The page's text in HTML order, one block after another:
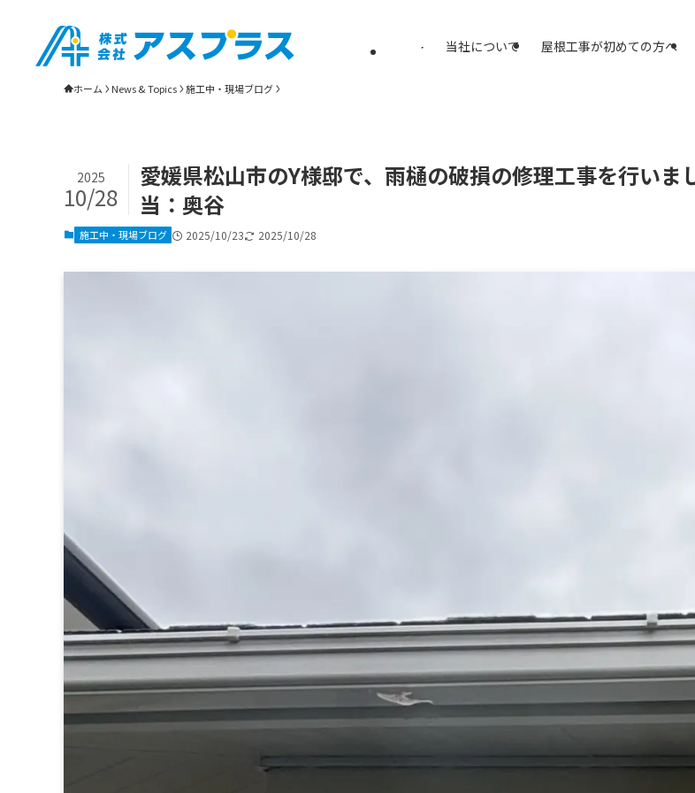
当社について 屋根工事が初めての方へ
ホーム News & Topics 施工中・現場ブログ
愛媛県松山市のY様邸で、雨樋の破損の修理工事を行い
当：奥谷
2025
10/28
施工中・現場ブログ 2025/10/23 2025/10/28